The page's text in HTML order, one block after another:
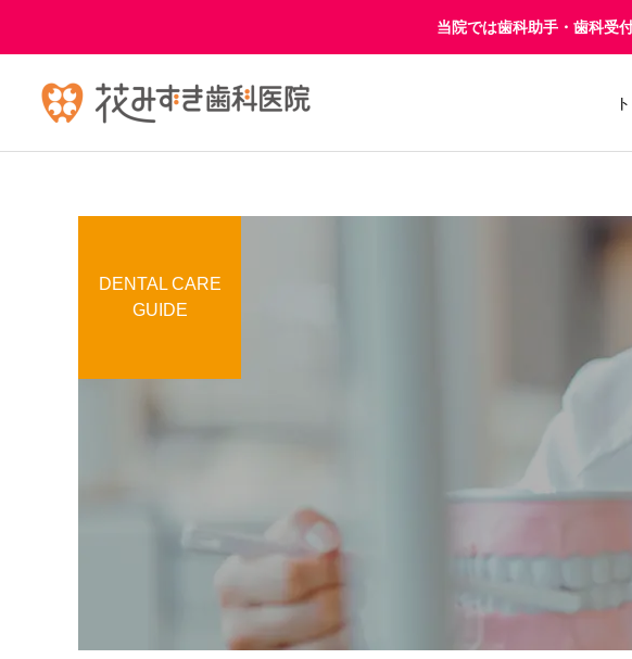
当院では歯科助手・歯科受
義
DENTAL CARE
GUIDE